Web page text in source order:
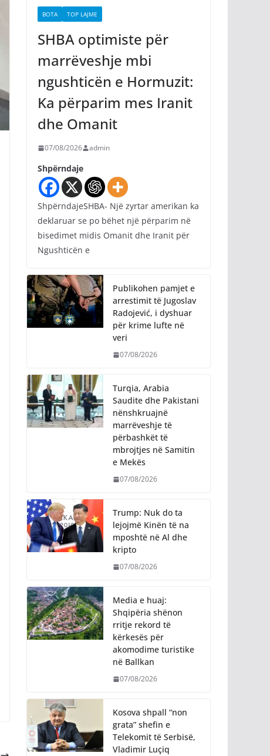
BOTA TOP LAJME
SHBA optimiste për
marrëveshje mbi
ngushticën e Hormuzit:
Ka përparim mes Iranit
dhe Omanit
07/08/2026 admin
Shpërndaje
ShpërndajeSHBA- Një zyrtar amerikan ka
deklaruar se po bëhet një përparim në
bisedimet midis Omanit dhe Iranit për
Ngushticën e
Publikohen pamjet e
arrestimit të Jugoslav
Radojević, i dyshuar
për krime lufte në
veri
07/08/2026
Turqia, Arabia
Saudite dhe Pakistani
nënshkruajnë
marrëveshje të
përbashkët të
mbrojtjes në Samitin
e Mekës
07/08/2026
Trump: Nuk do ta
lejojmë Kinën të na
mposhtë në Al dhe
kripto
07/08/2026
Media e huaj:
Shqipëria shënon
rritje rekord të
kërkesës për
akomodime turistike
në Ballkan
07/08/2026
Kosova shpall “non
grata” shefin e
Telekomit të Serbisë,
Vladimir Luçiq